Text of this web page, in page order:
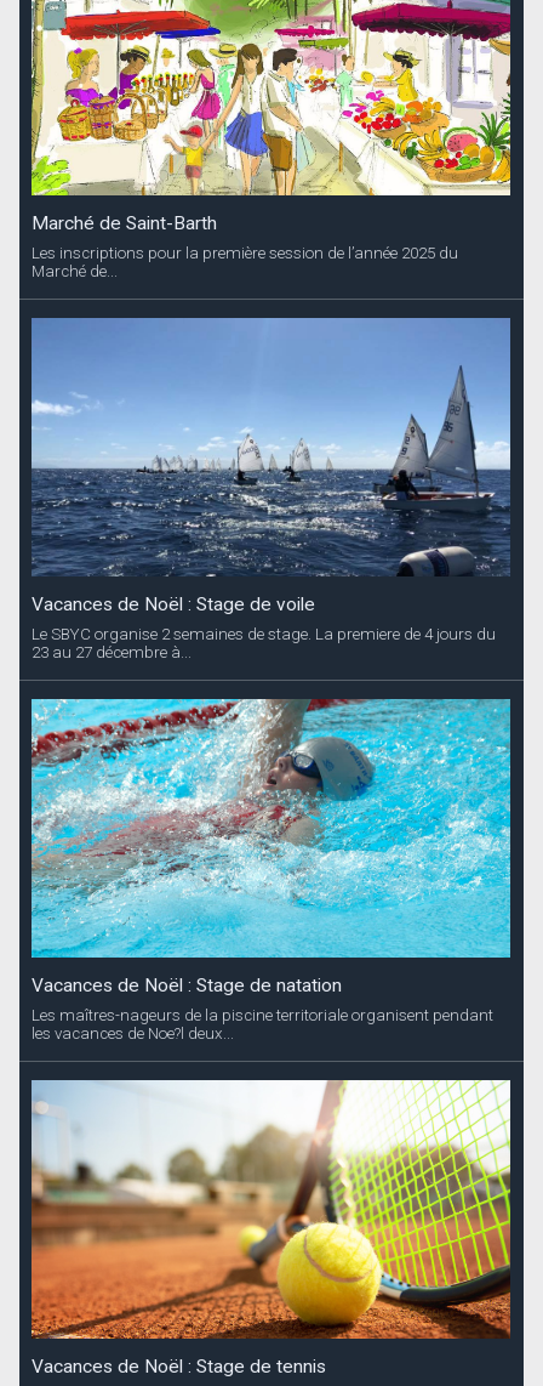
Marché de Saint-Barth
Les inscriptions pour la première session de l’année 2025 du
Marché de...
Vacances de Noël : Stage de voile
Le SBYC organise 2 semaines de stage. La premiere de 4 jours du
23 au 27 décembre à...
Vacances de Noël : Stage de natation
Les maîtres-nageurs de la piscine territoriale organisent pendant
les vacances de Noe?l deux...
Vacances de Noël : Stage de tennis